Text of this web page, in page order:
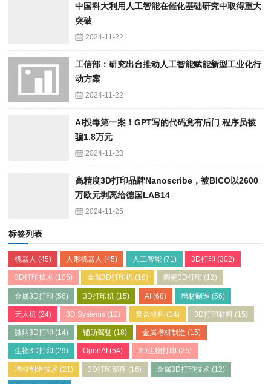
中国科大利用人工智能在催化基础研究中取得重大
突破
2024-11-22
工信部：研究出台推动人工智能赋能新型工业化行
动方案
2024-11-22
AI投毒第一案！GPT写的代码竟有后门 程序员被
骗1.8万元
2024-11-23
高精度3D打印品牌Nanoscribe，被BICO以2600
万欧元剥离给德国LAB14
2024-11-25
标签列表
机器人 (45) 人形机器人 (45) 人工智能(71) 3D打印 (302)
3D打印技术 (105) 金属3D打印机 (16) 陶瓷3D打印 (12)
金属3D打印 (56) 3D打印机 (15) AI(68) 增材制造 (56)
无人机 (24) 3D Systems (12) 复合材料(14) 3D打印材料 (15)
微纳3D打印 (14) 辅助驾驶 (18) 金属增材制造 (15)
生物3D打印 (29) OpenAI (54) 3D生物打印 (25)
增材制造技术 (21) 3D打印部件 (16) 金属3D打印技术(12)